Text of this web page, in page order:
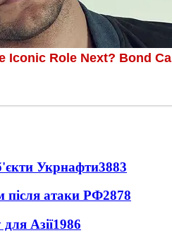
Укрнафти3883
після атаки РФ2878
Азії1986